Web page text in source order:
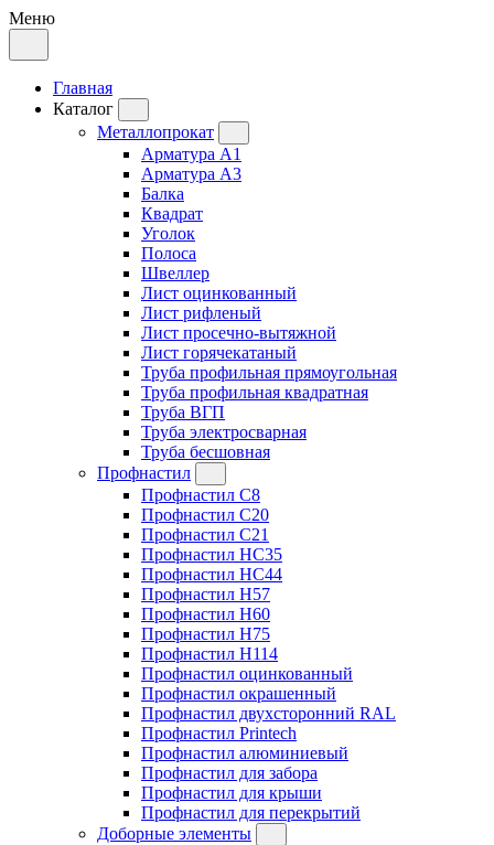
Меню
Главная
Каталог
Металлопрокат
Арматура А1
Арматура А3
Балка
Квадрат
Уголок
Полоса
Швеллер
Лист оцинкованный
Лист рифленый
Лист просечно-вытяжной
Лист горячекатаный
Труба профильная прямоугольная
Труба профильная квадратная
Труба ВГП
Труба электросварная
Труба бесшовная
Профнастил
Профнастил C8
Профнастил C20
Профнастил C21
Профнастил HC35
Профнастил HC44
Профнастил H57
Профнастил H60
Профнастил H75
Профнастил H114
Профнастил оцинкованный
Профнастил окрашенный
Профнастил двухсторонний RAL
Профнастил Printech
Профнастил алюминиевый
Профнастил для забора
Профнастил для крыши
Профнастил для перекрытий
Доборные элементы